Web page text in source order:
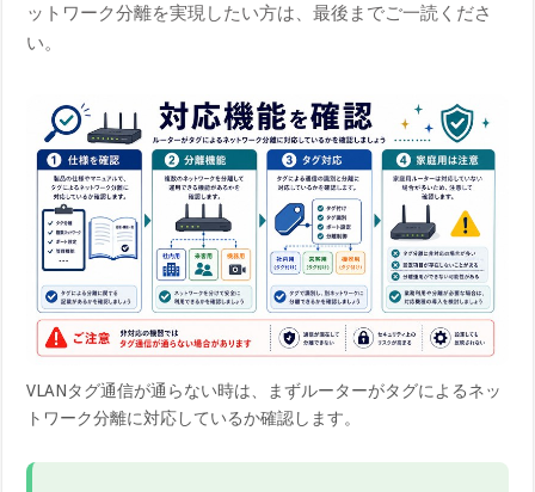
ットワーク分離を実現したい方は、最後までご一読くださ
い。
VLANタグ通信が通らない時は、まずルーターがタグによるネッ
トワーク分離に対応しているか確認します。